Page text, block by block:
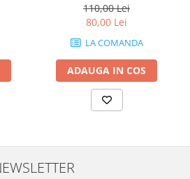
110,00 Lei
80,00 Lei
LA COMANDA
ADAUGA IN COS